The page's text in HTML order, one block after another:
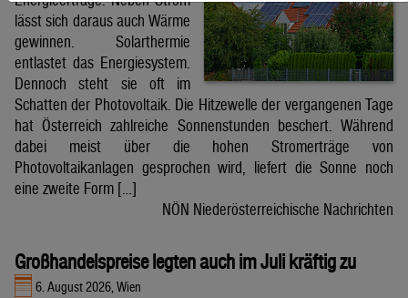
lässt sich daraus auch Wärme
gewinnen. Solarthermie
entlastet das Energiesystem.
Dennoch steht sie oft im
Schatten der Photovoltaik. Die Hitzewelle der vergangenen Tage
hat Österreich zahlreiche Sonnenstunden beschert. Während
dabei meist über die hohen Stromerträge von
Photovoltaikanlagen gesprochen wird, liefert die Sonne noch
eine zweite Form […]
NÖN Niederösterreichische Nachrichten
Großhandelspreise legten auch im Juli kräftig zu
6. August 2026, Wien